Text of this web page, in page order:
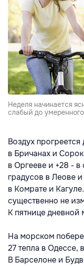
Неделя начинается
слабый до
Воздух
в Бричанах и
в Оргееве и +28 -
градусов в Леове
в Комрате и
существенно не
К пятнице дневной
На морском
27 тепла в Одессе, в
В Барселоне и